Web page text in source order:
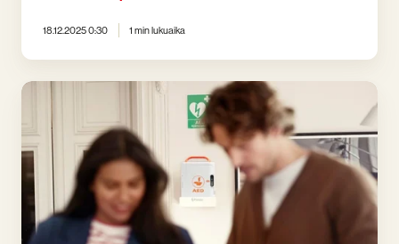
18.12.2025 0:30 1 min lukuaika
Mitä
ensiapukortti
on
vanhentunut?